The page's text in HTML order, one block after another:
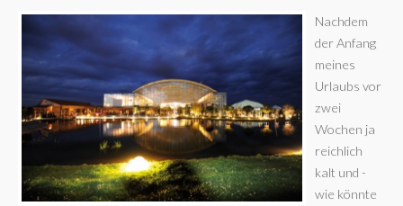
Nachdem
der Anfang
meines
Urlaubs vor
zwei
Wochen ja
reichlich
kalt und -
wie könnte